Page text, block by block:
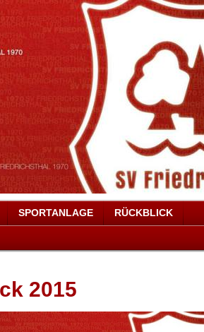
SPORTANLAGE RÜCKBLICK
2015